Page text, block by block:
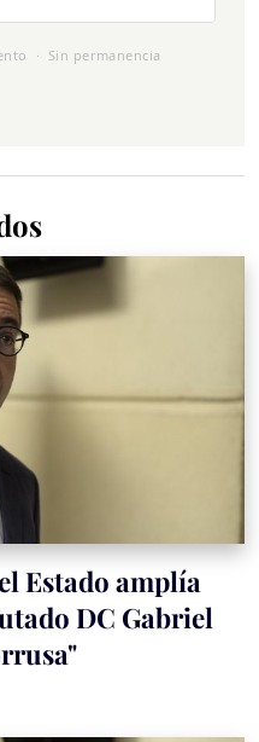
· Sin permanencia
Estado amplía
DC Gabriel